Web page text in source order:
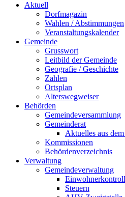
Aktuell
Dorfmagazin
Wahlen / Abstimmungen
Veranstaltungskalender
Gemeinde
Grusswort
Leitbild der Gemeinde
Geografie / Geschichte
Zahlen
Ortsplan
Alterswegweiser
Behörden
Gemeindeversammlung
Gemeinderat
Aktuelles aus
Kommissionen
Behördenverzeichnis
Verwaltung
Gemeindeverwaltung
Steuern